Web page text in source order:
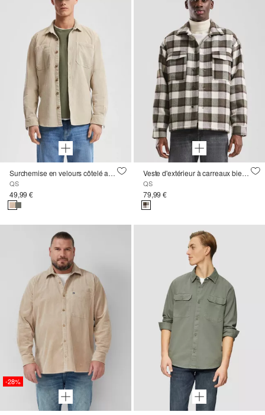
Surchemise en velours côtelé avec poches plaquées
QS
49,99 €
Veste d'extérieur à carreaux bien chaude avec doublure peluche
QS
79,99 €
-28%